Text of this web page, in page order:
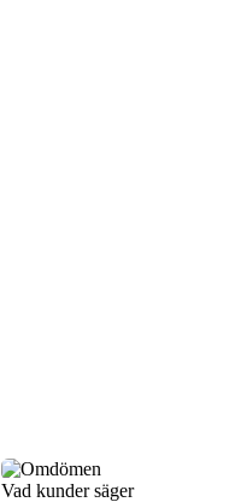
Vad kunder säger